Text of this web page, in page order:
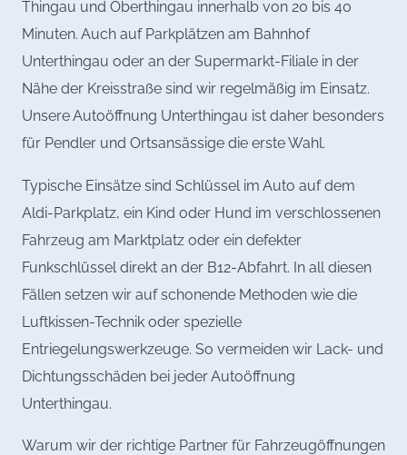
Thingau und Oberthingau innerhalb von 20 bis 40
Minuten. Auch auf Parkplätzen am Bahnhof
Unterthingau oder an der Supermarkt-Filiale in der
Nähe der Kreisstraße sind wir regelmäßig im Einsatz.
Unsere Autoöffnung Unterthingau ist daher besonders
für Pendler und Ortsansässige die erste Wahl.
Typische Einsätze sind Schlüssel im Auto auf dem
Aldi-Parkplatz, ein Kind oder Hund im verschlossenen
Fahrzeug am Marktplatz oder ein defekter
Funkschlüssel direkt an der B12-Abfahrt. In all diesen
Fällen setzen wir auf schonende Methoden wie die
Luftkissen-Technik oder spezielle
Entriegelungswerkzeuge. So vermeiden wir Lack- und
Dichtungsschäden bei jeder Autoöffnung
Unterthingau.
Warum wir der richtige Partner für Fahrzeugöffnungen